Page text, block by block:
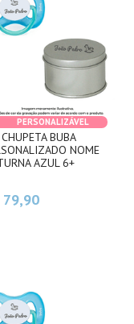
PERSONALIZÁVEL
BUBA
NOME
AZUL 6+
79,90